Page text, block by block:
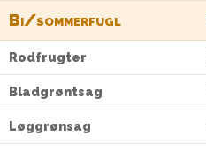
Bi/sommerfugl
Rodfrugter
Bladgrøntsag
Løggrønsag